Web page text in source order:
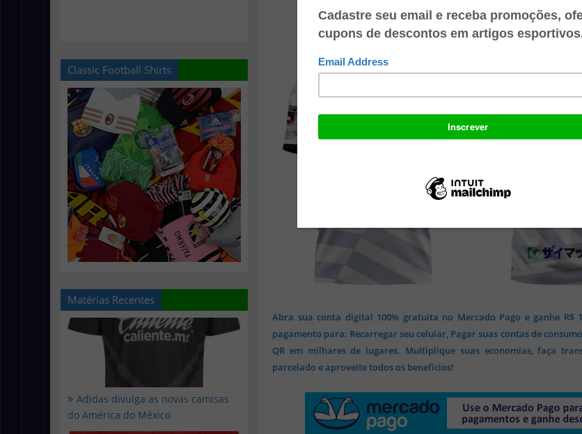
Classic Football Shirts
Matérias Recentes
Adidas divulga as novas camisas
do América do México
Abra sua conta digital 100% gratuita no Mercado Pago e ganhe R$
pagamento para: Recarregar seu celular, Pagar suas contas de
QR em milhares de lugares. Multiplique suas economias, faça
parcelado e aproveite todos os benefícios!